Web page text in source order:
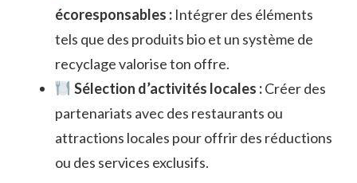
écoresponsables : Intégrer des éléments
tels que des produits bio et un système de
recyclage valorise ton offre.
Sélection d’activités locales :Créer des
partenariats avec des restaurants ou
attractions locales pour offrir des réductions
ou des services exclusifs.